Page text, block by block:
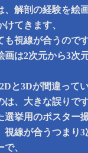
、解剖の経験を絵
てきます、
も視線が合うので
画は2次元から3次
と3Dが間違って
は、大きな誤りで
選挙用のポスター
視線が合うつまり
、